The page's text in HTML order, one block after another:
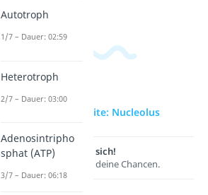
zur Videoseite: Nucleolus
Lernen lohnt sich!
Entdecke hier deine Chancen.
Autotroph
1/7 – Dauer: 02:59
Heterotroph
2/7 – Dauer: 03:00
Adenosintripho
sphat (ATP)
3/7 – Dauer: 06:18